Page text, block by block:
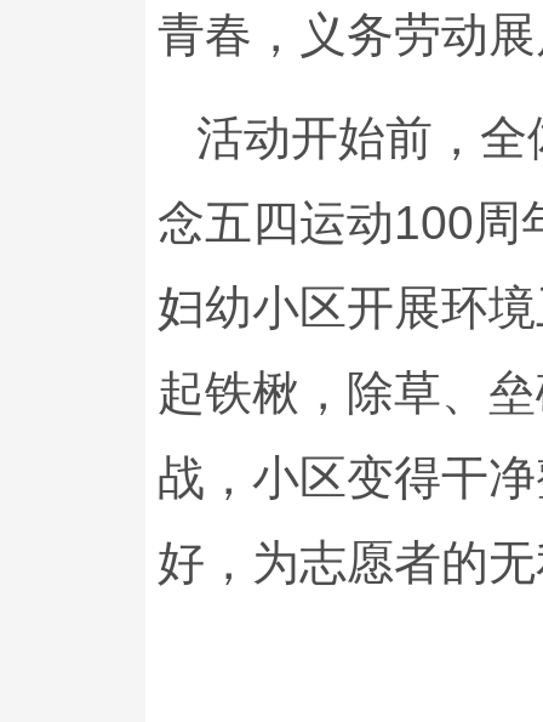
青春，义务劳动
活动开始前，
念五四运动100周
妇幼小区开展环
起铁楸，除草、
战，小区变得干
好，为志愿者的